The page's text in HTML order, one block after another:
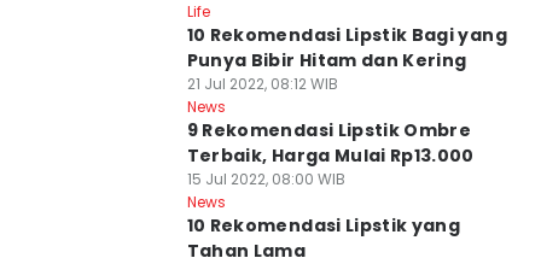
Life
10 Rekomendasi Lipstik Bagi yang
Punya Bibir Hitam dan Kering
21 Jul 2022, 08:12 WIB
News
9 Rekomendasi Lipstik Ombre
Terbaik, Harga Mulai Rp13.000
15 Jul 2022, 08:00 WIB
News
10 Rekomendasi Lipstik yang
Tahan Lama